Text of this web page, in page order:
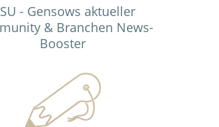
- Gensows aktueller
& Branchen News-
Booster